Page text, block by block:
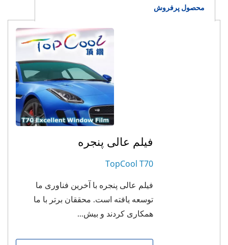
محصول پرفروش
فیلم عالی پنجره
TopCool T70
فیلم عالی پنجره با آخرین فناوری ما
توسعه یافته است. محققان برتر با ما
همکاری کردند و بیش...